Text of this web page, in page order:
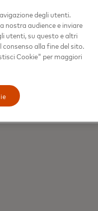
degli utenti.
nostra audience e inviare
utenti, su questo e altri
alla fine del sito.
Cookie" per maggiori